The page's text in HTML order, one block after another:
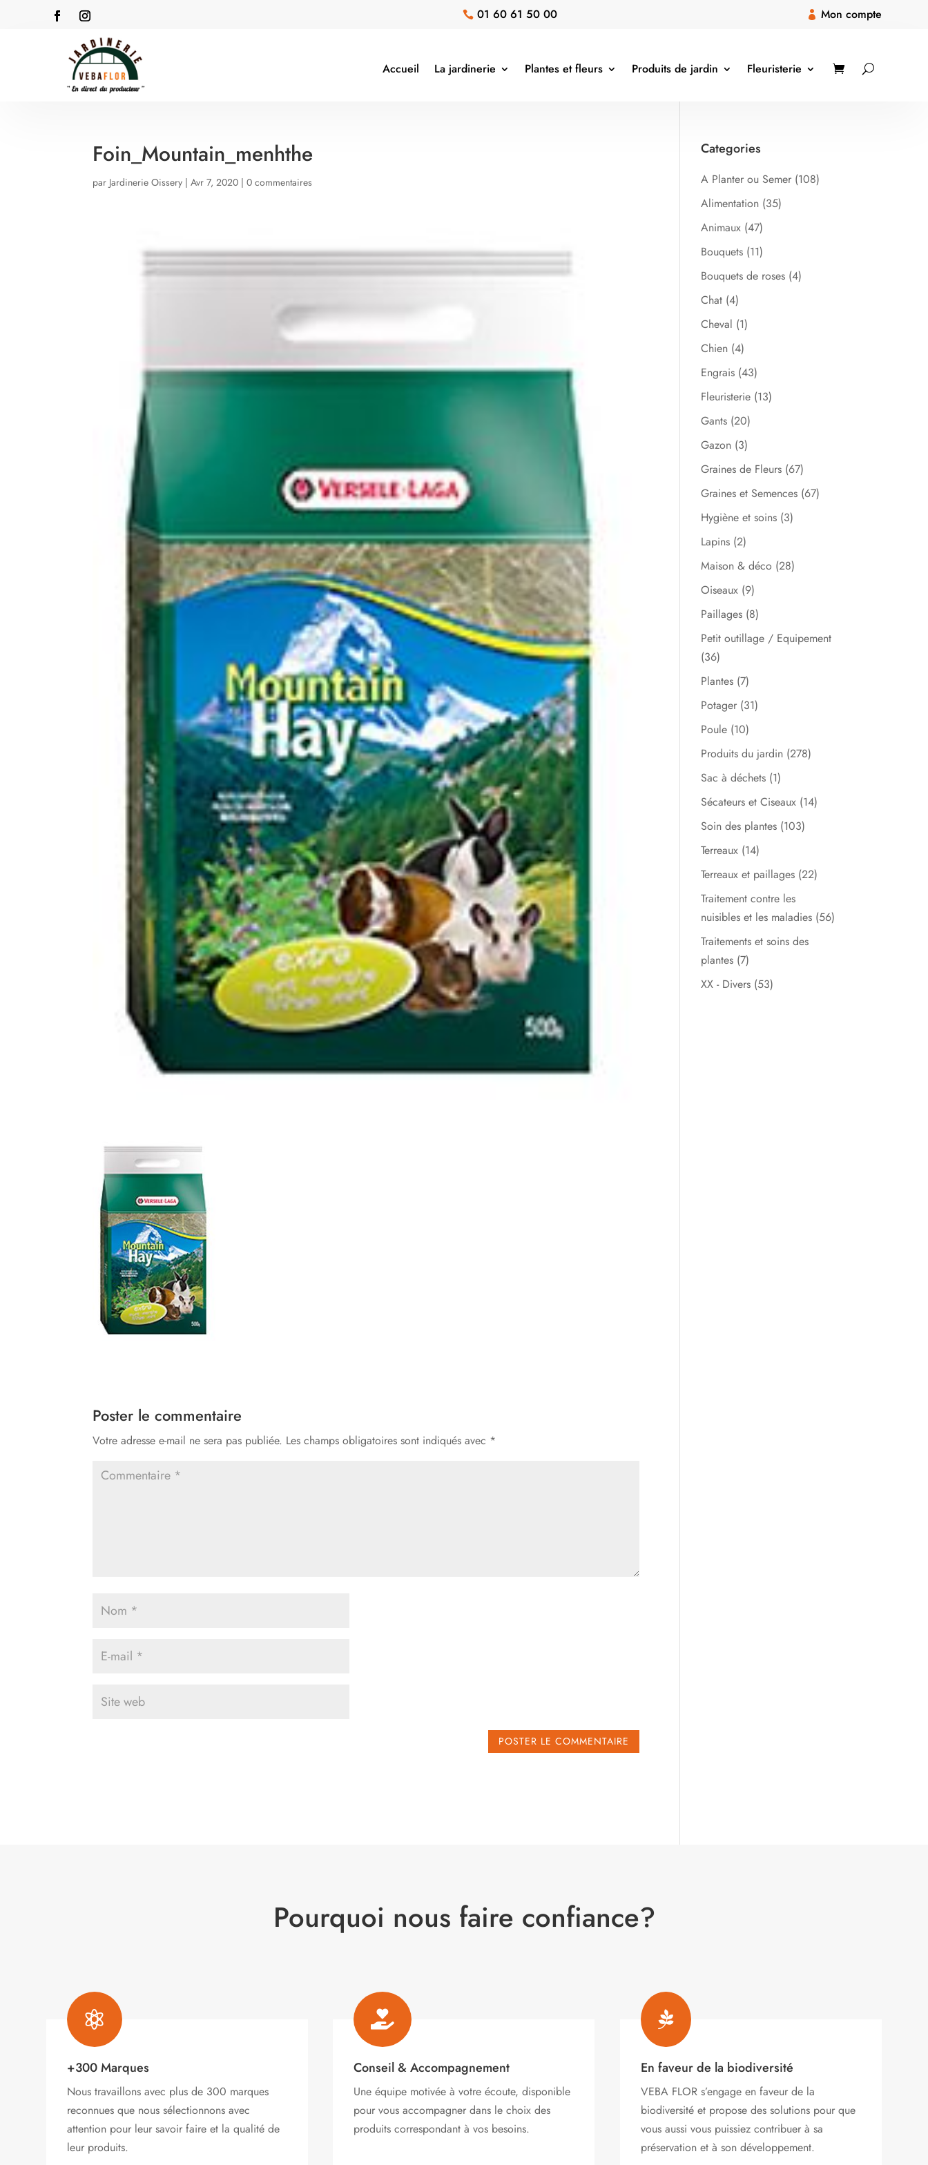
 01 60 61 50 00  Mon compte
Accueil La jardinerie Plantes et fleurs Produits de jardin Fleuristerie
Foin_Mountain_menhthe
par Jardinerie Oissery |Avr 7, 2020 |0 commentaires
Poster le commentaire
Votre adresse e-mail ne sera pas publiée. Les champs obligatoires sont indiqués avec *
Categories
A Planter ou Semer (108)
Alimentation (35)
Animaux (47)
Bouquets (11)
Bouquets de roses (4)
Chat (4)
Cheval (1)
Chien (4)
Engrais (43)
Fleuristerie (13)
Gants (20)
Gazon (3)
Graines de Fleurs (67)
Graines et Semences (67)
Hygiène et soins (3)
Lapins (2)
Maison & déco (28)
Oiseaux (9)
Paillages (8)
Petit outillage / Equipement
(36)
Plantes (7)
Potager (31)
Poule (10)
Produits du jardin (278)
Sac à déchets (1)
Sécateurs et Ciseaux (14)
Soin des plantes (103)
Terreaux (14)
Terreaux et paillages (22)
Traitement contre les
nuisibles et les maladies (56)
Traitements et soins des
plantes (7)
XX - Divers (53)
Pourquoi nous faire confiance?

+300 Marques
Nous travaillons avec plus de 300 marques
reconnues que nous sélectionnons avec
attention pour leur savoir faire et la qualité de
leur produits.

Conseil & Accompagnement
Une équipe motivée à votre écoute, disponible
pour vous accompagner dans le choix des
produits correspondant à vos besoins.

En faveur de la biodiversité
VEBA FLOR s’engage en faveur de la
biodiversité et propose des solutions pour que
vous aussi vous puissiez contribuer à sa
préservation et à son développement.